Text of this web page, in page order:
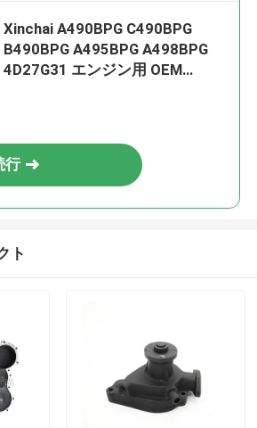
Xinchai A490BPG C490BPG
B490BPG A495BPG A498BPG
4D27G31 エンジン用 OEM
行
ト